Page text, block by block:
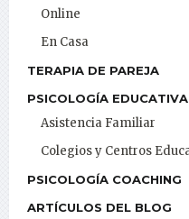
Online
En Casa
TERAPIA DE PAREJA
PSICOLOGÍA EDUCATIVA
Asistencia Familiar
Colegios y Centros
PSICOLOGÍA COACHING
ARTÍCULOS DEL BLOG